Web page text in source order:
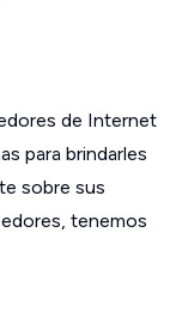
de Internet
para brindarles
sobre sus
tenemos